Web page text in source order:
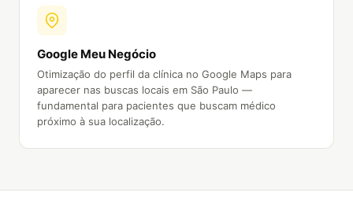
Google Meu Negócio
Otimização do perfil da clínica no Google Maps para
aparecer nas buscas locais em São Paulo —
fundamental para pacientes que buscam médico
próximo à sua localização.